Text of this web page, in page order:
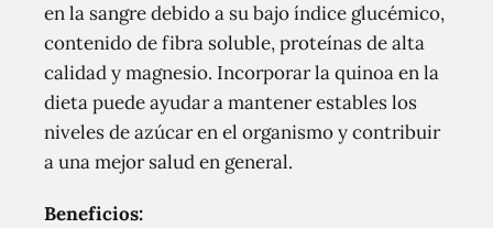
en la sangre debido a su bajo índice glucémico,
contenido de fibra soluble, proteínas de alta
calidad y magnesio. Incorporar la quinoa en la
dieta puede ayudar a mantener estables los
niveles de azúcar en el organismo y contribuir
a una mejor salud en general.
Beneficios: